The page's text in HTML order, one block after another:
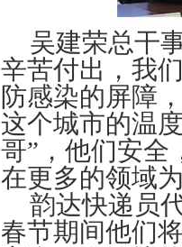
吴建荣总干
辛苦付出，我
防感染的屏障
这个城市的温
哥”，他们安全
在更多的领域
韵达快递员
春节期间他们